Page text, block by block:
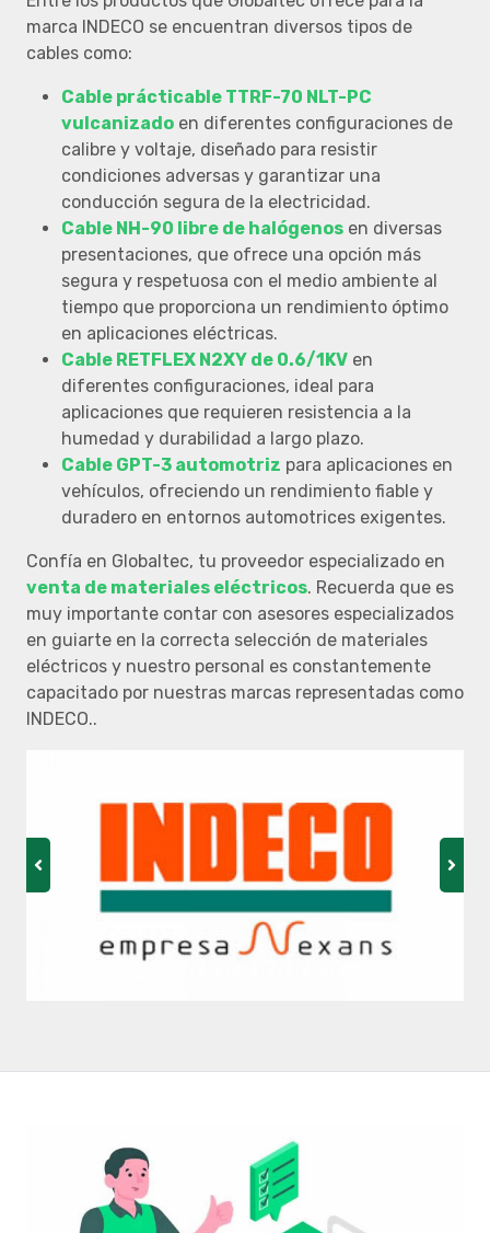
marca INDECO se encuentran diversos tipos de
cables como:
Cable prácticable TTRF-70 NLT-PC
vulcanizado en diferentes configuraciones de
calibre y voltaje, diseñado para resistir
condiciones adversas y garantizar una
conducción segura de la electricidad.
Cable NH-90 libre de halógenos en diversas
presentaciones, que ofrece una opción más
segura y respetuosa con el medio ambiente al
tiempo que proporciona un rendimiento óptimo
en aplicaciones eléctricas.
Cable RETFLEX N2XY de 0.6/1KV en
diferentes configuraciones, ideal para
aplicaciones que requieren resistencia a la
humedad y durabilidad a largo plazo.
Cable GPT-3 automotriz para aplicaciones en
vehículos, ofreciendo un rendimiento fiable y
duradero en entornos automotrices exigentes.
Confía en Globaltec, tu proveedor especializado en
venta de materiales eléctricos. Recuerda que es
muy importante contar con asesores especializados
en guiarte en la correcta selección de materiales
eléctricos y nuestro personal es constantemente
capacitado por nuestras marcas representadas como
INDECO..